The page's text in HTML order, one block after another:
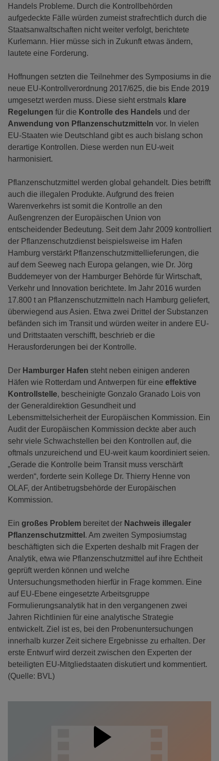
Handels Probleme. Durch die Kontrollbehörden
aufgedeckte Fälle würden zumeist strafrechtlich durch die
Staatsanwaltschaften nicht weiter verfolgt, berichtete
Kurlemann. Hier müsse sich in Zukunft etwas ändern,
lautete eine Forderung.
Hoffnungen setzten die Teilnehmer des Symposiums in die
neue EU-Kontrollverordnung 2017/625, die bis Ende 2019
umgesetzt werden muss. Diese sieht erstmals klare
Regelungen für die Kontrolle des Handels und der
Anwendung von Pflanzenschutzmitteln vor. In vielen
EU-Staaten wie Deutschland gibt es auch bislang schon
derartige Kontrollen. Diese werden nun EU-weit
harmonisiert.
Pflanzenschutzmittel werden global gehandelt. Dies betrifft
auch die illegalen Produkte. Aufgrund des freien
Warenverkehrs ist somit die Kontrolle an den
Außengrenzen der Europäischen Union von
entscheidender Bedeutung. Seit dem Jahr 2009 kontrolliert
der Pflanzenschutzdienst beispielsweise im Hafen
Hamburg verstärkt Pflanzenschutzmittellieferungen, die
auf dem Seeweg nach Europa gelangen, wie Dr. Jörg
Buddemeyer von der Hamburger Behörde für Wirtschaft,
Verkehr und Innovation berichtete. Im Jahr 2016 wurden
17.800 t an Pflanzenschutzmitteln nach Hamburg geliefert,
überwiegend aus Asien. Etwa zwei Drittel der Substanzen
befänden sich im Transit und würden weiter in andere EU-
und Drittstaaten verschifft, beschrieb er die
Herausforderungen bei der Kontrolle.
Der Hamburger Hafen steht neben einigen anderen
Häfen wie Rotterdam und Antwerpen für eine effektive
Kontrollstelle, bescheinigte Gonzalo Granado Lois von
der Generaldirektion Gesundheit und
Lebensmittelsicherheit der Europäischen Kommission. Ein
Audit der Europäischen Kommission deckte aber auch
sehr viele Schwachstellen bei den Kontrollen auf, die
oftmals unzureichend und EU-weit kaum koordiniert seien.
„Gerade die Kontrolle beim Transit muss verschärft
werden“, forderte sein Kollege Dr. Thierry Henne von
OLAF, der Antibetrugsbehörde der Europäischen
Kommission.
Ein großes Problem bereitet der Nachweis illegaler
Pflanzenschutzmittel . Am zweiten Symposiumstag
beschäftigten sich die Experten deshalb mit Fragen der
Analytik, etwa wie Pflanzenschutzmittel auf ihre Echtheit
geprüft werden können und welche
Untersuchungsmethoden hierfür in Frage kommen. Eine
auf EU-Ebene eingesetzte Arbeitsgruppe
Formulierungsanalytik hat in den vergangenen zwei
Jahren Richtlinien für eine analytische Strategie
entwickelt. Ziel ist es, bei den Probenuntersuchungen
innerhalb kurzer Zeit sichere Ergebnisse zu erhalten. Der
erste Entwurf wird derzeit zwischen den Experten der
beteiligten EU-Mitgliedstaaten diskutiert und kommentiert.
(Quelle: BVL)